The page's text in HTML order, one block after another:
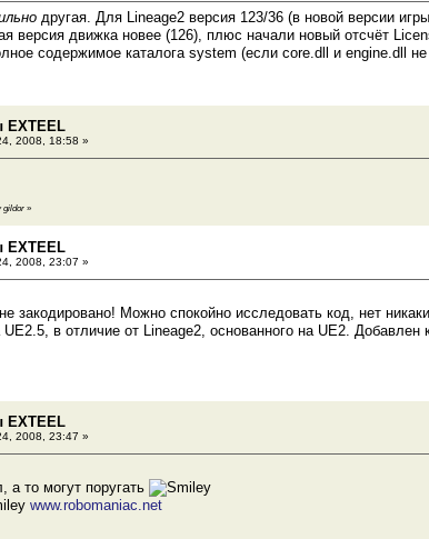
другая. Для Lineage2 версия 123/36 (в новой версии
версия движка новее (126), плюс начали новый отсчёт
содержимое каталога system (если core.dll и engine.dll
EXTEEL
2008, 18:58 »
gildor»
EXTEEL
2008, 23:07 »
закодировано! Можно спокойно исследовать код, нет
в отличие от Lineage2, основанного на UE2.
EXTEEL
2008, 23:47 »
то могут поругать
www.robomaniac.net